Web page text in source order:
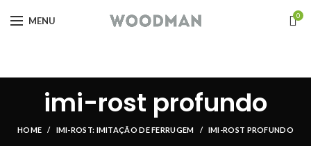
MENU 0
imi-rost profundo
HOME IMI-ROST: IMITAÇÃO DE FERRUGEM IMI-ROST PROFUNDO